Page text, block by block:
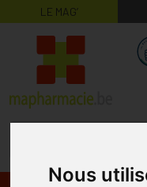
Nous
LE MAG’